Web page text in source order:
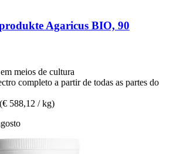
Agaricus BIO, 90
meios de cultura
completo a partir de todas as partes do
(€ 588,12 / kg)